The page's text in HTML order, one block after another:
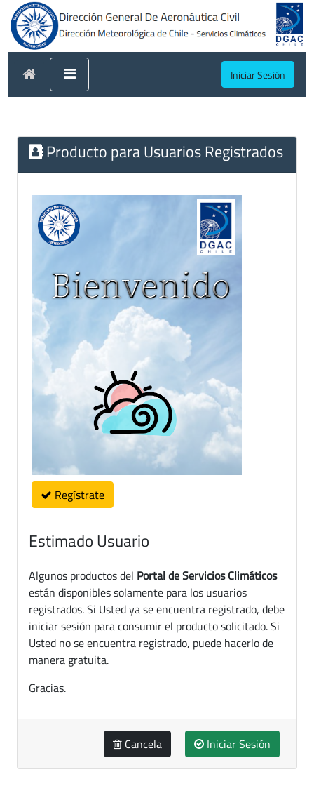
Iniciar Sesión
Producto para Usuarios Registrados
Regístrate
Estimado Usuario
Algunos productos del Portal de Servicios Climáticos
están disponibles solamente para los usuarios
registrados. Si Usted ya se encuentra registrado, debe
iniciar sesión para consumir el producto solicitado. Si
Usted no se encuentra registrado, puede hacerlo de
manera gratuita.
Gracias.
Cancela Iniciar Sesión